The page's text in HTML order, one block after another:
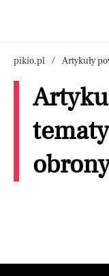
pikio.pl Artykuły